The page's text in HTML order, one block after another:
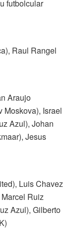
futbolcular
Raul Rangel
Araujo
Moskova), Israel
Azul), Johan
Jesus
Luis Chavez
Ruiz
Azul), Gilberto